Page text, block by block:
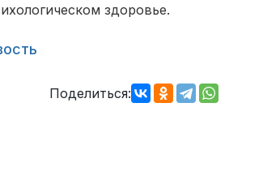
здоровье.
Поделиться: